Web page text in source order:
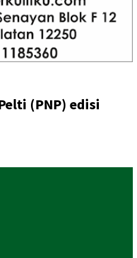
(PNP) edisi